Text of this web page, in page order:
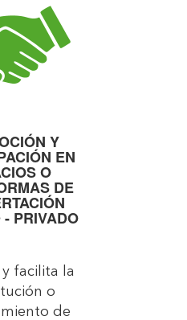
Y
EN
O
DE
PRIVADO
y facilita la
o
de